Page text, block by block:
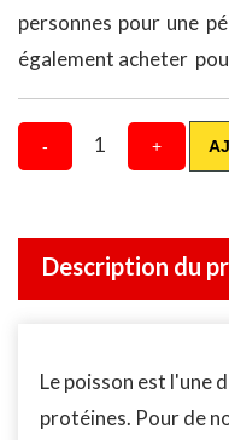
personnes pour une
également acheter
- 1 +
Description du
Le poisson est l'une
protéines. Pour de